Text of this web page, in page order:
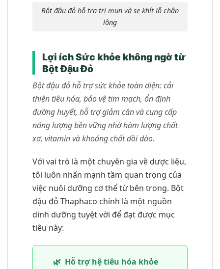
Bột đậu đỏ hỗ trợ trị mụn và se khít lỗ chân
lông
Lợi ích Sức khỏe không ngờ từ
Bột Đậu Đỏ
Bột đậu đỏ hỗ trợ sức khỏe toàn diện: cải
thiện tiêu hóa, bảo vệ tim mạch, ổn định
đường huyết, hỗ trợ giảm cân và cung cấp
năng lượng bền vững nhờ hàm lượng chất
xơ, vitamin và khoáng chất dồi dào.
Với vai trò là một chuyên gia về dược liệu,
tôi luôn nhấn mạnh tầm quan trọng của
việc nuôi dưỡng cơ thể từ bên trong. Bột
đậu đỏ Thaphaco chính là một nguồn
dinh dưỡng tuyệt vời để đạt được mục
tiêu này:
🌿 Hỗ trợ hệ tiêu hóa khỏe